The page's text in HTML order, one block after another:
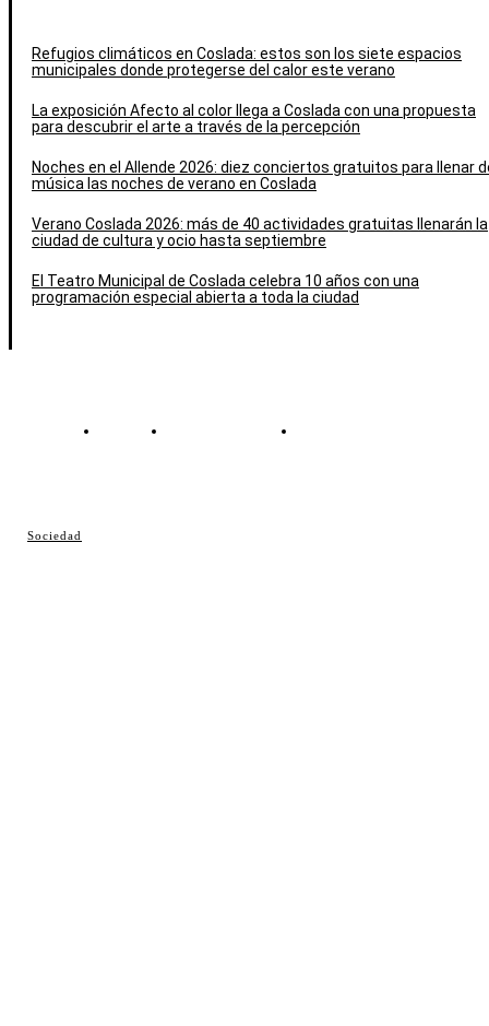
Sociedad
Refugios climáticos en Coslada: estos son los siete espacios
municipales donde protegerse del calor este verano
La exposición Afecto al color llega a Coslada con una propuesta
para descubrir el arte a través de la percepción
Noches en el Allende 2026: diez conciertos gratuitos para llenar
música las noches de verano en Coslada
Verano Coslada 2026: más de 40 actividades gratuitas llenarán la
ciudad de cultura y ocio hasta septiembre
El Teatro Municipal de Coslada celebra 10 años con una
programación especial abierta a toda la ciudad
Contacto Política de cookies